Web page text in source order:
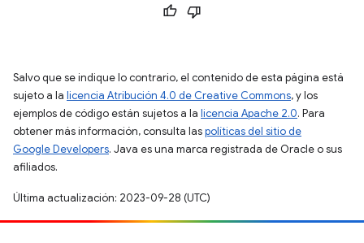
Salvo que se indique lo contrario, el contenido de esta página está
sujeto a la licencia Atribución 4.0 de Creative Commons, y los
ejemplos de código están sujetos a la licencia Apache 2.0. Para
obtener más información, consulta laspolíticas del sitio de
Google Developers. Java es una marca registrada de Oracle o sus
afiliados.
Última actualización: 2023-09-28 (UTC)